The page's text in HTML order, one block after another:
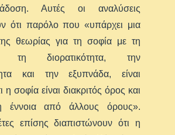
Αυτές οι αναλύσεις
ότι παρόλο που «υπάρχει μια
θεωρίας για τη σοφία με τη
τη διορατικότητα, την
και την εξυπνάδα, είναι
η σοφία είναι διακριτός όρος και
έννοια από άλλους όρους».
επίσης διαπιστώνουν ότι η